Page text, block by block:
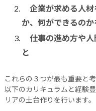
企業が求める人材
か、何ができるの
仕事の進め方や人
と
これらの３つが最も重要と考
以下のカリキュラムと経験
リアの土台作りを行います。